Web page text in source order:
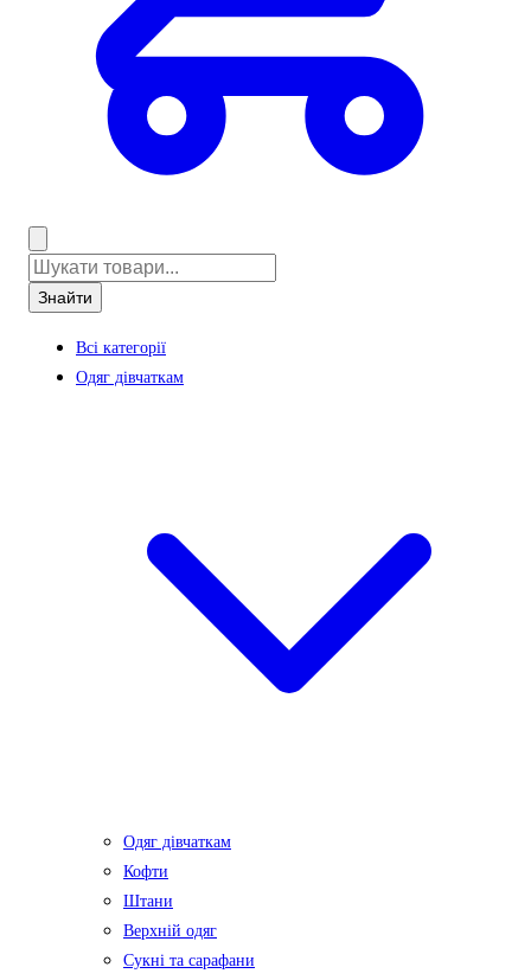
Знайти
Всі категорії
Одяг дівчаткам
Одяг дівчаткам
Кофти
Штани
Верхній одяг
Сукні та сарафани